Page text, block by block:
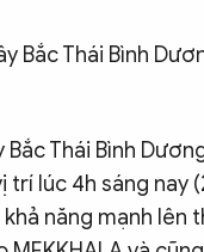
Bắc Thái Bình
Thái Bình
lúc 4h sáng nay
năng mạnh lên